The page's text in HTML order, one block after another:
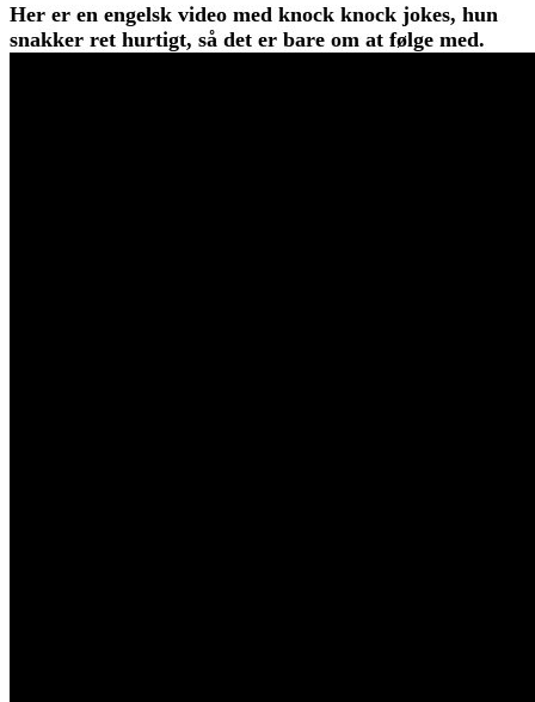
Her er en engelsk video med knock knock jokes, hun
snakker ret hurtigt, så det er bare om at følge med.